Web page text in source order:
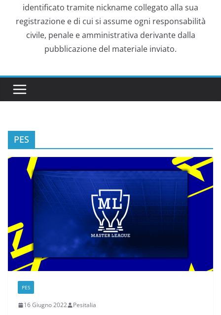
identificato tramite nickname collegato alla sua
registrazione e di cui si assume ogni responsabilità
civile, penale e amministrativa derivante dalla
pubblicazione del materiale inviato.
PES
PES
16 Giugno 2022 Pesitalia